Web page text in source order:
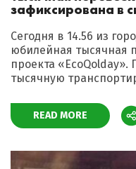
зафиксирована в
Сегодня в 14.56 из
юбилейная тысячная
проекта
тысячную
READ MORE